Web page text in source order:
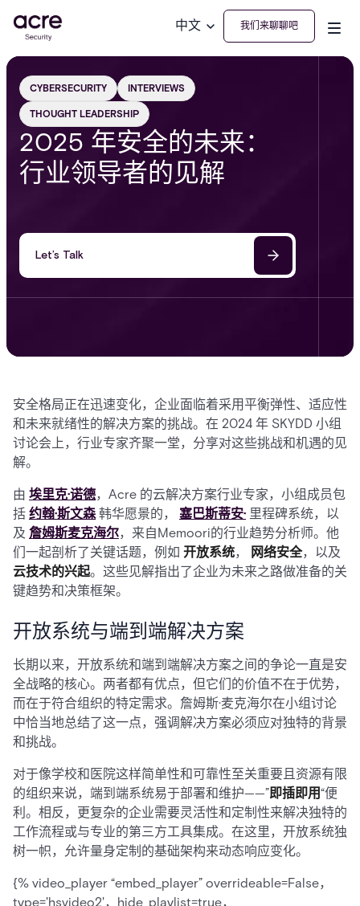
中文 我们来聊聊吧
CYBERSECURITY INTERVIEWS
THOUGHT LEADERSHIP
2025 年安全的未来：
行业领导者的见解
Let’s Talk
安全格局正在迅速变化，企业面临着采用平衡弹性、适应性
和未来就绪性的解决方案的挑战。在 2024 年 SKYDD 小组
讨论会上，行业专家齐聚一堂，分享对这些挑战和机遇的见
解。
由 埃里克·诺德，Acre 的云解决方案行业专家，小组成员包
括 约翰·斯文森韩华愿景的， 塞巴斯蒂安· 里程碑系统，以
及 詹姆斯麦克海尔，来自Memoori的行业趋势分析师。他
们一起剖析了关键话题，例如 开放系统， 网络安全，以及
云技术的兴起。这些见解指出了企业为未来之路做准备的关
键趋势和决策框架。
开放系统与端到端解决方案
长期以来，开放系统和端到端解决方案之间的争论一直是安
全战略的核心。两者都有优点，但它们的价值不在于优势，
而在于符合组织的特定需求。詹姆斯·麦克海尔在小组讨论
中恰当地总结了这一点，强调解决方案必须应对独特的背景
和挑战。
对于像学校和医院这样简单性和可靠性至关重要且资源有限
的组织来说，端到端系统易于部署和维护——”即插即用“便
利。相反，更复杂的企业需要灵活性和定制性来解决独特的
工作流程或与专业的第三方工具集成。在这里，开放系统独
树一帜，允许量身定制的基础架构来动态响应变化。
{% video_player “embed_player” overrideable=False，
type='hsvideo2'，hide_playlist=true，